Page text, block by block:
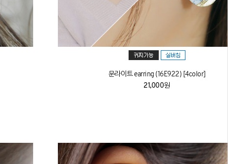
문라이트 earring (16E922) [4color]
21,000원